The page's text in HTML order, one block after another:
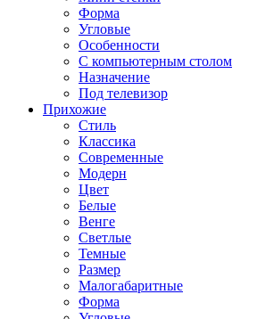
Форма
Угловые
Особенности
С компьютерным столом
Назначение
Под телевизор
Прихожие
Стиль
Классика
Современные
Модерн
Цвет
Белые
Венге
Светлые
Темные
Размер
Малогабаритные
Форма